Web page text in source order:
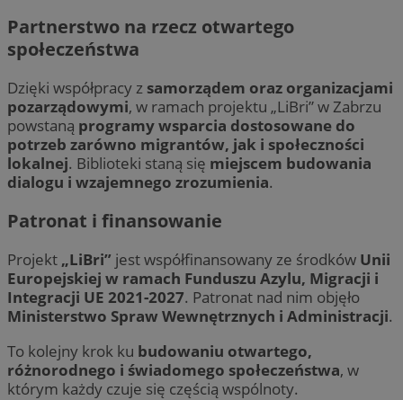
Partnerstwo na rzecz otwartego
społeczeństwa
Dzięki współpracy z samorządem oraz organizacjami
pozarządowymi, w ramach projektu „LiBri” w Zabrzu
powstaną programy wsparcia dostosowane do
potrzeb zarówno migrantów, jak i społeczności
lokalnej. Biblioteki staną się miejscem budowania
dialogu i wzajemnego zrozumienia.
Patronat i finansowanie
Projekt „LiBri” jest współfinansowany ze środków Unii
Europejskiej w ramach Funduszu Azylu, Migracji i
Integracji UE 2021-2027. Patronat nad nim objęło
Ministerstwo Spraw Wewnętrznych i Administracji.
To kolejny krok ku budowaniu otwartego,
różnorodnego i świadomego społeczeństwa, w
którym każdy czuje się częścią wspólnoty.